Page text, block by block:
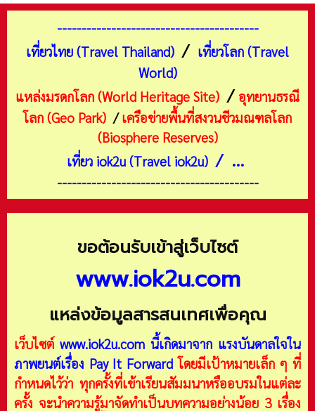
-----------------------------------------
เที่ยวไทย (Travel Thailand) / เที่ยวโลก (Travel
World)
แหล่งมรดกโลก (World Heritage Site) /อุทยานธรณี
โลก (Geo Park) /เครือข่ายพื้นที่สงวนชีวมณฑลโลก
(Biosphere Reserves)
เที่ยว iok2u (Travel iok2u) / ...
-----------------------------------------
ขอต้อนรับเข้าสู่เว็บไซต์
www.iok2u.com
แหล่งข้อมูลสารสนเทศเพื่อคุณ
เว็บไซต์ www.iok2u.com นี้เกิดมาจาก แรงบันดาลใจใน
ภาพยนต์เรื่อง Pay It Forward โดยมีเป้าหมายเล็ก ๆ ที่
กำหนดไว้ว่า ทุกครั้งที่เข้าเรียนสัมมนาหรืออบรมในแต่ละ
ครั้ง จะนำความรู้มาจัดทำเป็นบทความอย่างน้อย 3 เรื่อง